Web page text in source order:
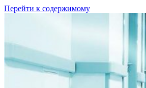
Перейти к содержимому